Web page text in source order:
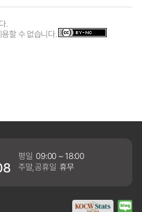
.
할 수 없습니다.
평일 09:00 ~ 18:00
주말,공휴일 휴무